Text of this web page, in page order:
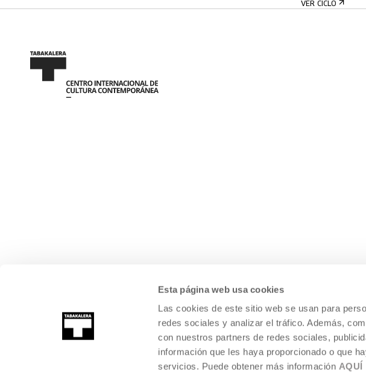
Esta página web usa cookies
Las cookies de este sitio web se usan para
redes sociales y analizar el tráfico. Además,
con nuestros partners de redes sociales,
información que les haya proporcionado o que
servicios. Puede obtener más información AQUÍ
VER CICLO